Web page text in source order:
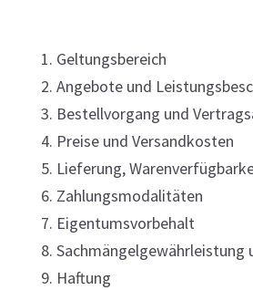
1. Geltungsbereich
2. Angebote und
3. Bestellvorgang und
4. Preise und Versandkosten
5. Lieferung,
6. Zahlungsmodalitäten
7. Eigentumsvorbehalt
8. Sachmängelgewährleistung
9. Haftung